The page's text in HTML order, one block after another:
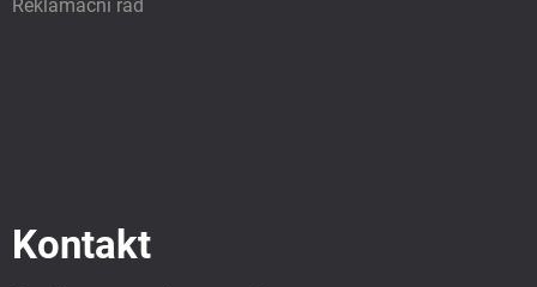
Reklamační řád
Kontakt